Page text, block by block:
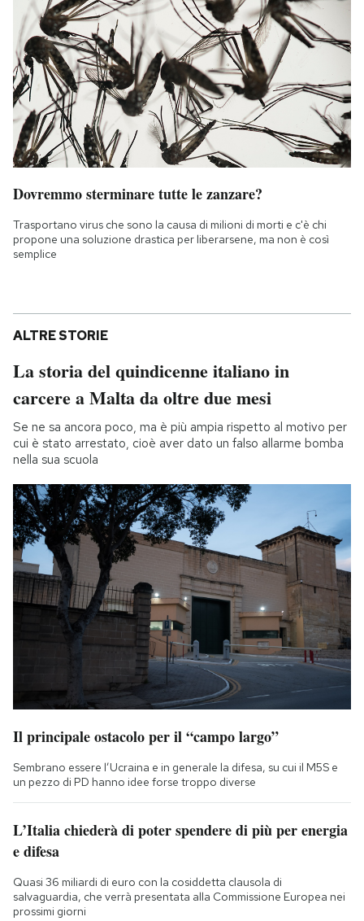
Dovremmo sterminare tutte le zanzare?
Trasportano virus che sono la causa di milioni di morti e c'è chi
propone una soluzione drastica per liberarsene, ma non è così
semplice
ALTRE STORIE
La storia del quindicenne italiano in
carcere a Malta da oltre due mesi
Se ne sa ancora poco, ma è più ampia rispetto al motivo per
cui è stato arrestato, cioè aver dato un falso allarme bomba
nella sua scuola
Il principale ostacolo per il “campo largo”
Sembrano essere l’Ucraina e in generale la difesa, su cui il M5S e
un pezzo di PD hanno idee forse troppo diverse
L’Italia chiederà di poter spendere di più per energia
e difesa
Quasi 36 miliardi di euro con la cosiddetta clausola di
salvaguardia, che verrà presentata alla Commissione Europea nei
prossimi giorni